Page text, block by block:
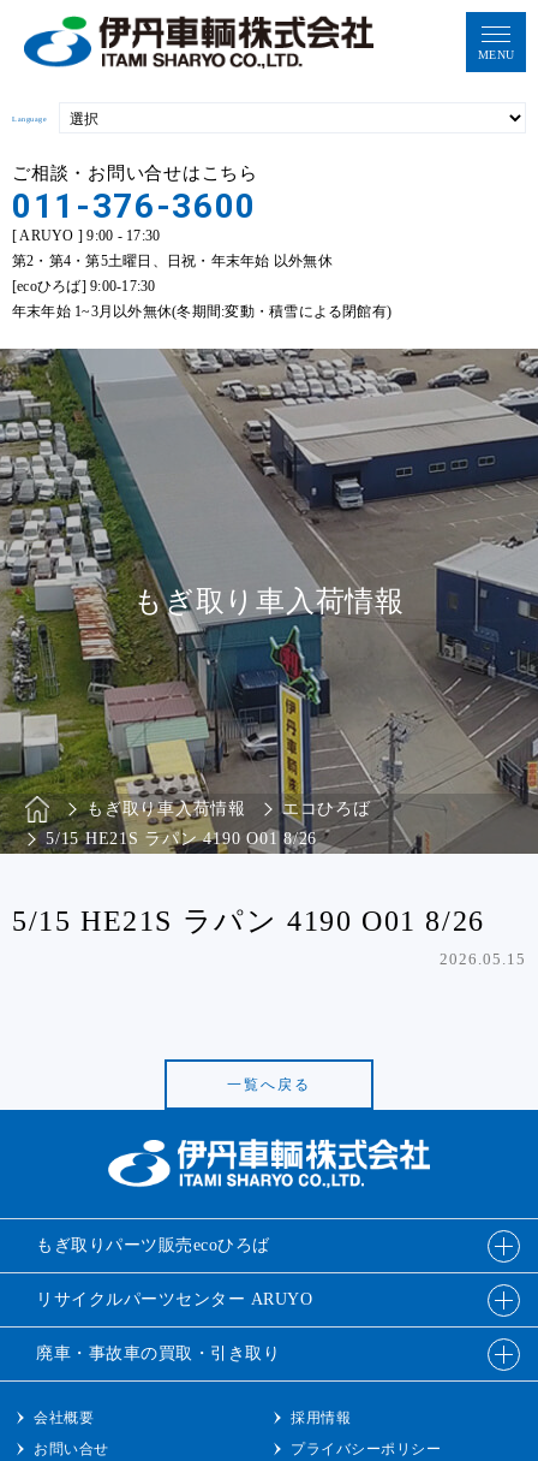
MENU
Language
ご相談・お問い合せはこちら
011-376-3600
[ ARUYO ] 9:00 - 17:30
第2・第4・第5土曜日、日祝・年末年始 以外無休
[ecoひろば] 9:00-17:30
年末年始 1~3月以外無休(冬期間:変動・積雪による閉館有)
もぎ取り車入荷情報
もぎ取り車入荷情報
エコひろば
5/15 HE21S ラパン 4190 O01 8/26
5/15 HE21S ラパン 4190 O01 8/26
2026.05.15
一覧へ戻る
もぎ取りパーツ販売ecoひろば
リサイクルパーツセンター ARUYO
廃車・事故車の買取・引き取り
会社概要
採用情報
お問い合せ
プライバシーポリシー